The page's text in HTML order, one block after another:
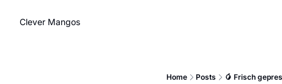
Clever Mangos
Home Posts 🥭 Frisch